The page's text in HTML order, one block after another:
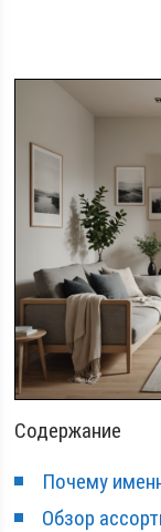
Содержание
Почему
Обзор